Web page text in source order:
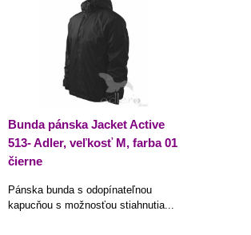
Bunda pánska Jacket Active
513- Adler, veľkosť M, farba 01
čierne
Pánska bunda s odopínateľnou
kapucňou s možnosťou stiahnutia...